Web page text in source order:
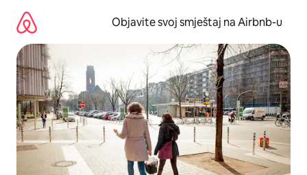
sadržaj
Objavite svoj smještaj na Airbnb-u